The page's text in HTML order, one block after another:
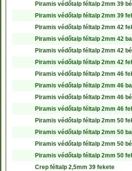
Piramis védőtalp féltalp 2mm 39
Piramis védőtalp féltalp 2mm 39
Piramis védőtalp féltalp 2mm 42
Piramis védőtalp féltalp 2mm 42
Piramis védőtalp féltalp 2mm 42
Piramis védőtalp féltalp 2mm 42
Piramis védőtalp féltalp 2mm 46
Piramis védőtalp féltalp 2mm 46
Piramis védőtalp féltalp 2mm 46
Piramis védőtalp féltalp 2mm 46
Piramis védőtalp féltalp 2mm 50
Piramis védőtalp féltalp 2mm 50
Piramis védőtalp féltalp 2mm 50
Piramis védőtalp féltalp 2mm 50
Crep féltalp 2,5mm 39 fekete